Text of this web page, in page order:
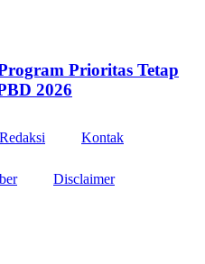
Prioritas Tetap
2026
Redaksi Kontak
Disclaimer